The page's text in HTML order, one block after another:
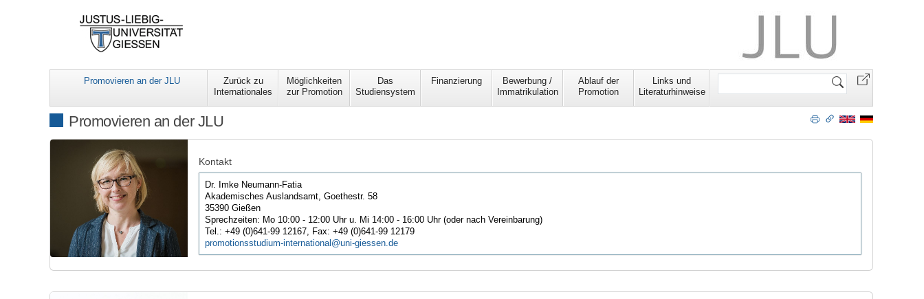
Promovieren an der JLU
Zurück zu
Internationales
Möglichkeiten
zur Promotion
Das
Studiensystem
Finanzierung
Bewerbung /
Immatrikulation
Ablauf der
Promotion
Links und
Literaturhinweise
Website
Promovieren an der JLU
Kontakt
Dr. Imke Neumann-Fatia
Akademisches Auslandsamt, Goethestr. 58
35390 Gießen
Sprechzeiten: Mo 10:00 - 12:00 Uhr u. Mi 14:00 - 16:00 Uhr (oder nach Vereinbarung)
Tel.: +49 (0)641-99 12167, Fax: +49 (0)641-99 12179
promotionsstudium-international